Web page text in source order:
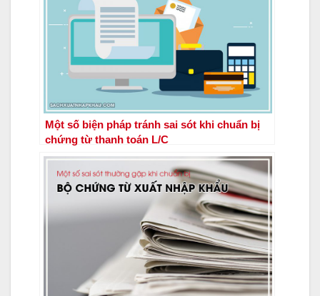
Một số biện pháp tránh sai sót khi chuẩn bị
chứng từ thanh toán L/C